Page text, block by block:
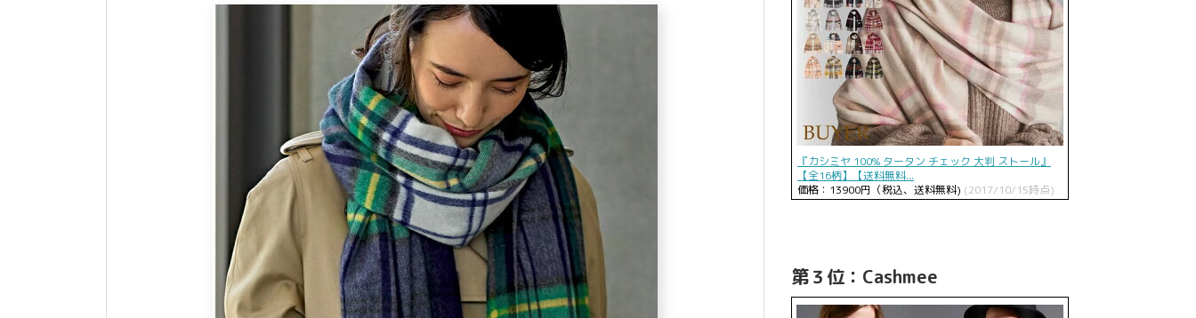
『カシミヤ 100% タータン チェック 大判 ストール』
【全16柄】【送料無料...
価格：13900円（税込、送料無料) (2017/10/15時点)
第３位：Cashmee